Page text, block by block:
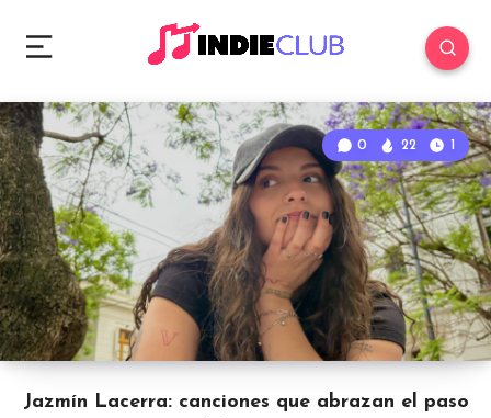
Jazmín Lacerra: canciones que abrazan el paso
0 22 1